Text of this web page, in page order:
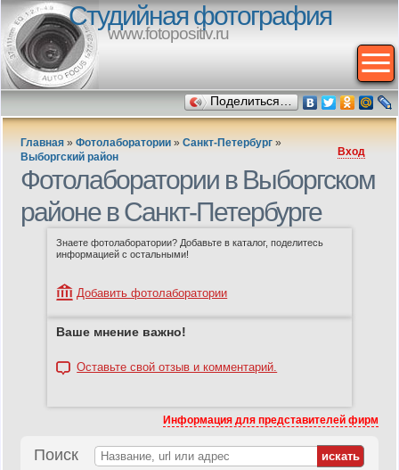
Студийная фотография
www.fotopositiv.ru
Поделиться…
Главная » Фотолаборатории » Санкт-Петербург »
Выборгский район
Вход
Фотолаборатории в Выборгском
районе в Санкт-Петербурге
Знаете фотолаборатории? Добавьте в каталог, поделитесь
информацией с остальными!
Добавить фотолаборатории
Ваше мнение важно!
Оставьте свой отзыв и комментарий.
Информация для представителей фирм
Поиск